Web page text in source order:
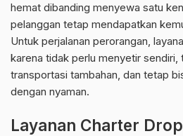
hemat dibanding menyewa satu
pelanggan tetap mendapatkan
Untuk perjalanan perorangan,
karena tidak perlu menyetir sendiri,
transportasi tambahan, dan tetap
dengan nyaman.
Layanan Charter